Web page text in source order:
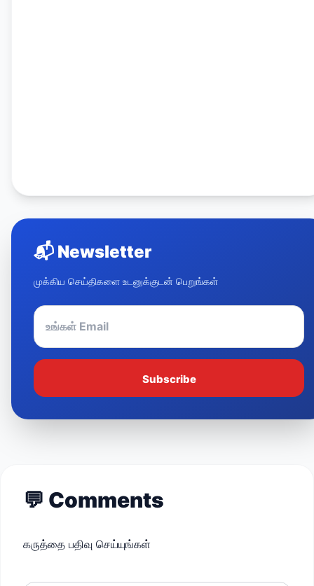
📬 Newsletter
முக்கிய செய்திகளை உடனுக்குடன் பெறுங்கள்
Subscribe
💬 Comments
கருத்தை பதிவு செய்யுங்கள்